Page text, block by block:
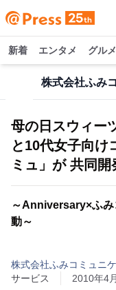
新着 エンタメ グルメ
株式会社ふみ
母の日スウィー
と10代女子向け
ミュ」が 共同開
～Anniversary×ふ
動～
株式会社ふみコミュニ
サービス
2010年4